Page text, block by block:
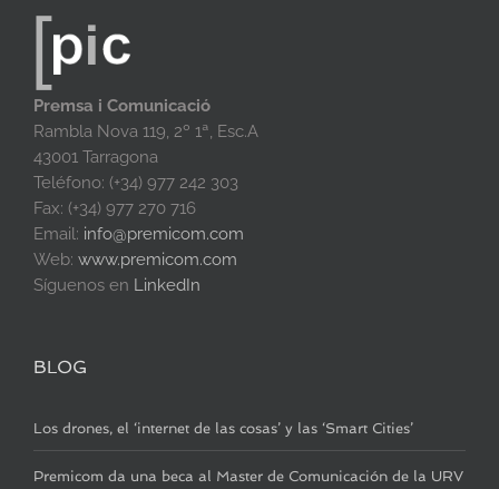
Premsa i Comunicació
Rambla Nova 119, 2º 1ª, Esc.A
43001 Tarragona
Teléfono: (+34) 977 242 303
Fax: (+34) 977 270 716
Email: info@premicom.com
Web: www.premicom.com
Síguenos en LinkedIn
BLOG
Los drones, el ‘internet de las cosas’ y las ‘Smart Cities’
Premicom da una beca al Master de Comunicación de la URV